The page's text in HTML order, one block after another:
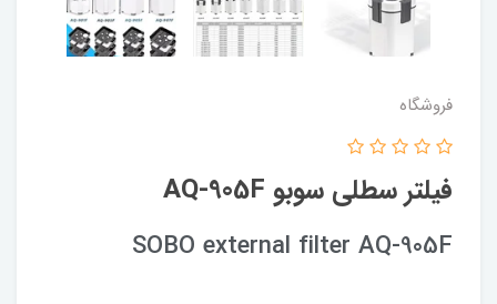
فروشگاه
فیلتر سطلی سوبو AQ-905F
SOBO external filter AQ-905F